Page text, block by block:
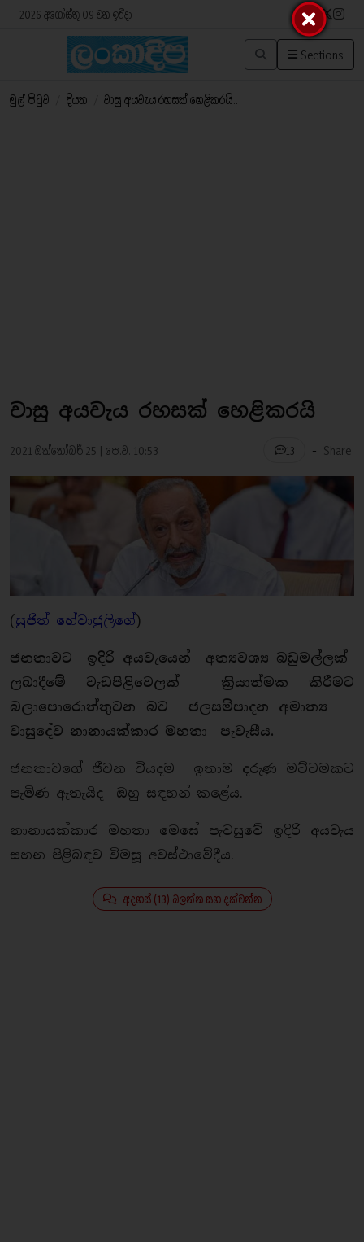
2026 අගෝස්තු 09 වන ඉරිදා
Sections
මුල් පිටුව දියත වාසු අයවැය රහසක් හෙළිකරයි..
වාසු අයවැය රහසක් හෙළිකරයි
2021 ඔක්තෝබර් 25 | පෙ.ව. 10:53 13 - Share
(සුජිත් හේවාජුලිගේ)
ජනතාවට ඉදිරි අයවැයෙන් අත්‍යවශ්‍ය බඩුමල්ලක්
ලබාදීමේ වැඩපිළිවෙලක් ක්‍රියාත්මක කිරීමට
බලාපොරොත්තුවන බව ජලසම්පාදන අමාත්‍ය
වාසුදේව නානායක්කාර මහතා පැවැසීය.
ජනතාවගේ ජීවන වියදම ඉතාම දරුණු මට්ටමකට
පැමිණ ඇතැයිද ඔහු සඳහන් කළේය.
නානායක්කාර මහතා මෙසේ පැවසුවේ ඉදිරි අයවැය
සහන පිළිබඳව විමසූ අවස්ථාවේදීය.
අදහස් (13) බලන්න සහ දක්වන්න